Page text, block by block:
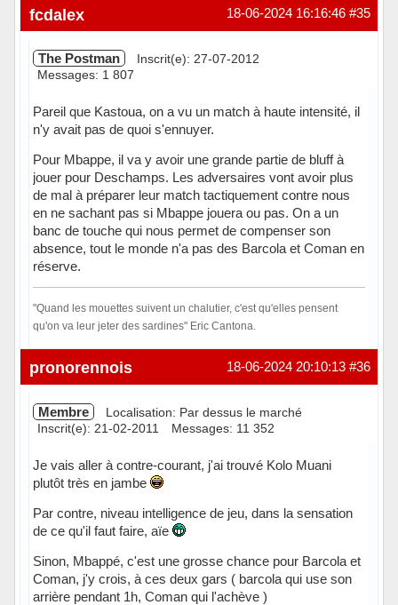
Hors ligne #35
18-06-2024 16:16:46
fcdalex
The Postman
Inscrit(e): 27-07-2012
Messages: 1 807
Pareil que Kastoua, on a vu un match à haute intensité, il
n'y avait pas de quoi s'ennuyer.
Pour Mbappe, il va y avoir une grande partie de bluff à
jouer pour Deschamps. Les adversaires vont avoir plus
de mal à préparer leur match tactiquement contre nous
en ne sachant pas si Mbappe jouera ou pas. On a un
banc de touche qui nous permet de compenser son
absence, tout le monde n'a pas des Barcola et Coman en
réserve.
"Quand les mouettes suivent un chalutier, c'est qu'elles pensent
qu'on va leur jeter des sardines" Eric Cantona.
Hors ligne #36
18-06-2024 20:10:13
pronorennois
Membre
Localisation: Par dessus le marché
Inscrit(e): 21-02-2011
Messages: 11 352
Je vais aller à contre-courant, j'ai trouvé Kolo Muani
plutôt très en jambe
Par contre, niveau intelligence de jeu, dans la sensation
de ce qu'il faut faire, aïe
Sinon, Mbappé, c'est une grosse chance pour Barcola et
Coman, j'y crois, à ces deux gars ( barcola qui use son
arrière pendant 1h, Coman qui l'achève )